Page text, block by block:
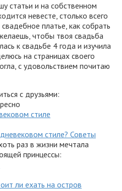
статьи и на собственном
невесте, столько всего
платье, как собрать
чтобы твоя свадьба
к свадьбе 4 года и изучила
на страницах своего
с удовольствием почитаю
с друзьями:
стиле? Советы
раз в жизни мечтала
принцессы:
ли ехать на остров